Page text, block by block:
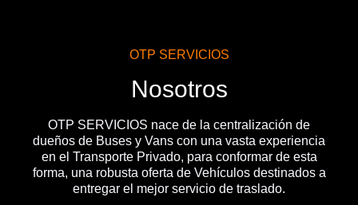
OTP SERVICIOS
Nosotros
OTP SERVICIOS nace de la centralización de
dueños de Buses y Vans con una vasta experiencia
en el Transporte Privado, para conformar de esta
forma, una robusta oferta de Vehículos destinados a
entregar el mejor servicio de traslado.